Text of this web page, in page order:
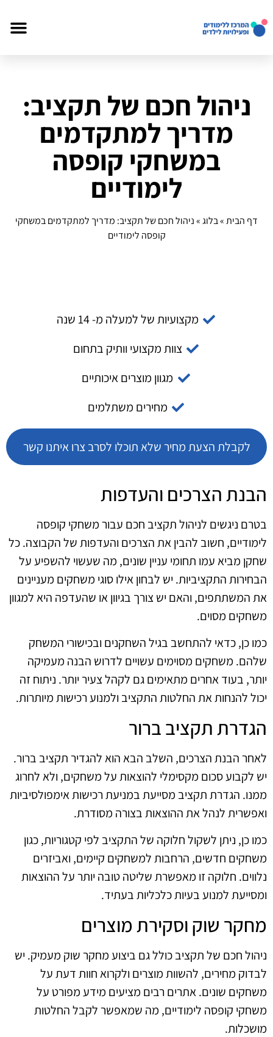
ניהול חכם של תקציב:
מדריך למתקדמים
במשחקי קופסה
לימודיים
דף הבית»בלוג»ניהול חכם של תקציב: מדריך למתקדמים במשחקי
קופסה לימודיים
מקצועיות של למעלה מ- 14 שנה
צוות מקצועי וותיק בתחום
מגוון מוצרים איכותיים
מחירים משתלמים
לקבלת הצעת מחיר שלא תוכלו לסרב צרו איתנו קשר
הבנת הצרכים והעדפות
בטרם ניגשים לניהול תקציב חכם עבור משחקי קופסה
לימודיים, חשוב להבין את הצרכים והעדפות של הקבוצה. כל
שחקן מביא עמו תחומי עניין שונים, מה שעשוי להשפיע על
הבחירות התקציביות. יש לבחון אילו סוגי משחקים מעניינים
את המשתתפים, והאם יש צורך בגיוון או שהעדפה היא למגוון
משחקים מסוים.
כמו כן, כדאי להתחשב בגיל השחקנים ובכישורי המשחק
שלהם. משחקים מסוימים עשויים לדרוש הבנה מעמיקה
יותר, בעוד אחרים מתאימים גם לקהל צעיר יותר. ניתוח זה
יכול להנחות את החלטות התקציב ולמנוע רכישות מיותרות.
הגדרת תקציב ברור
לאחר הבנת הצרכים, השלב הבא הוא להגדיר תקציב ברור.
יש לקבוע סכום מקסימלי להוצאות על משחקים, ולא לחרוג
ממנו. הגדרת תקציב מסייעת במניעת רכישות אימפולסיביות
ואפשרית לנהל את ההוצאות בצורה מסודרת.
כמו כן, ניתן לשקול חלוקה של התקציב לפי קטגוריות, כגון
משחקים חדשים, הרחבות למשחקים קיימים, ואביזרים
נלווים. חלוקה זו מאפשרת שליטה טובה יותר על ההוצאות
ומסייעת למנוע בעיות כלכליות בעתיד.
מחקר שוק וסקירת מוצרים
ניהול חכם של תקציב כולל גם ביצוע מחקר שוק מעמיק. יש
לבדוק מחירים, להשוות מוצרים ולקרוא חוות דעת על
משחקים שונים. אתרים רבים מציעים מידע מפורט על
משחקי קופסה לימודיים, מה שמאפשר לקבל החלטות
מושכלות.